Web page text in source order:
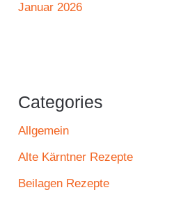
Januar 2026
Categories
Allgemein
Alte Kärntner Rezepte
Beilagen Rezepte